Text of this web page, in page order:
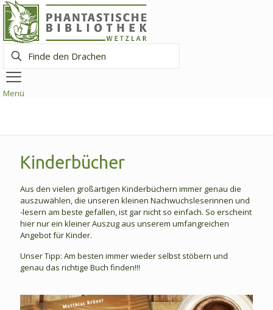
den
Drachen
Menü
Kinderbücher
Aus den vielen großartigen Kinderbüchern immer genau die
auszuwählen, die unseren kleinen Nachwuchsleserinnen und
-lesern am beste gefallen, ist gar nicht so einfach. So erscheint
hier nur ein kleiner Auszug aus unserem umfangreichen
Angebot für Kinder.
Unser Tipp: Am besten immer wieder selbst stöbern und
genau das richtige Buch finden!!!